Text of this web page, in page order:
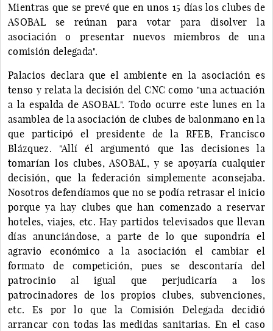
Mientras que se prevé que en unos 15 días los clubes de
ASOBAL se reúnan para votar para disolver la
asociación o presentar nuevos miembros de una
comisión delegada".
Palacios declara que el ambiente en la asociación es
tenso y relata la decisión del CNC como "una actuación
a la espalda de ASOBAL". Todo ocurre este lunes en la
asamblea de la asociación de clubes de balonmano en la
que participó el presidente de la RFEB, Francisco
Blázquez. "Allí él argumentó que las decisiones la
tomarían los clubes, ASOBAL, y se apoyaría cualquier
decisión, que la federación simplemente aconsejaba.
Nosotros defendíamos que no se podía retrasar el inicio
porque ya hay clubes que han comenzado a reservar
hoteles, viajes, etc. Hay partidos televisados que llevan
días anunciándose, a parte de lo que supondría el
agravio económico a la asociación el cambiar el
formato de competición, pues se descontaría del
patrocinio al igual que perjudicaría a los
patrocinadores de los propios clubes, subvenciones,
etc. Es por lo que la Comisión Delegada decidió
arrancar con todas las medidas sanitarias. En el caso